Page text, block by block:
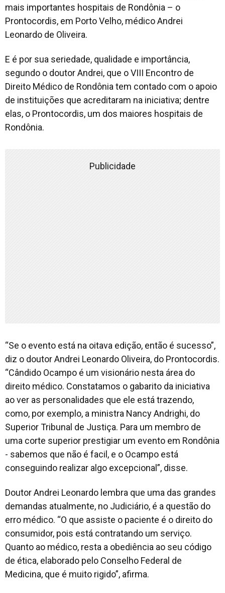
mais importantes hospitais de Rondônia – o
Prontocordis, em Porto Velho, médico Andrei
Leonardo de Oliveira.
E é por sua seriedade, qualidade e importância,
segundo o doutor Andrei, que o VIII Encontro de
Direito Médico de Rondônia tem contado com o apoio
de instituições que acreditaram na iniciativa; dentre
elas, o Prontocordis, um dos maiores hospitais de
Rondônia.
Publicidade
“Se o evento está na oitava edição, então é sucesso”,
diz o doutor Andrei Leonardo Oliveira, do Prontocordis.
“Cândido Ocampo é um visionário nesta área do
direito médico. Constatamos o gabarito da iniciativa
ao ver as personalidades que ele está trazendo,
como, por exemplo, a ministra Nancy Andrighi, do
Superior Tribunal de Justiça. Para um membro de
uma corte superior prestigiar um evento em Rondônia
- sabemos que não é facil, e o Ocampo está
conseguindo realizar algo excepcional”, disse.
Doutor Andrei Leonardo lembra que uma das grandes
demandas atualmente, no Judiciário, é a questão do
erro médico. “O que assiste o paciente é o direito do
consumidor, pois está contratando um serviço.
Quanto ao médico, resta a obediência ao seu código
de ética, elaborado pelo Conselho Federal de
Medicina, que é muito rigido”, afirma.